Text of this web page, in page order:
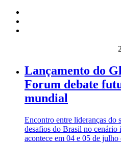
Lançamento do
Forum debate
mundial
Encontro entre lideranças do
desafios do Brasil no
acontece em 04 e 05 de julho